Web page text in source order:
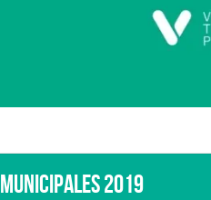
Municipales 2019